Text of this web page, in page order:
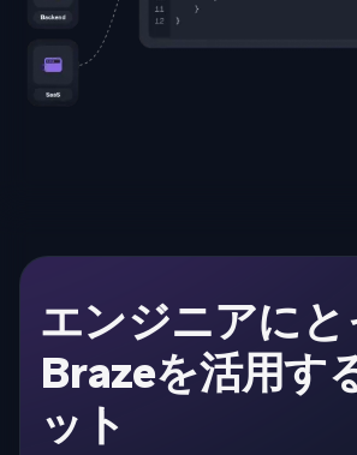
エンジニアに
Brazeを活用す
ット